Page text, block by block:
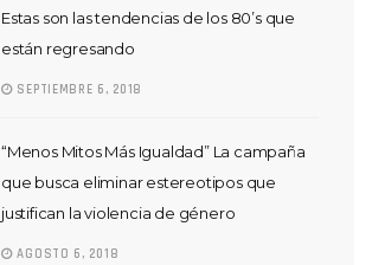
Estas son las tendencias de los 80’s que
están regresando
SEPTIEMBRE 6, 2018
“Menos Mitos Más Igualdad” La campaña
que busca eliminar estereotipos que
justifican la violencia de género
AGOSTO 6, 2018